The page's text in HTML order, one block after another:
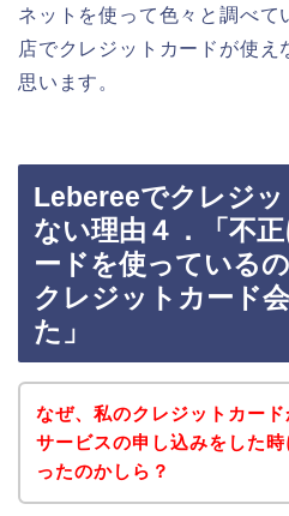
ネットを使って色々と調べ
店でクレジットカードが使え
思います。
Lebereeでクレジッ
ない理由４．「不
ードを使っている
クレジットカード
た」
なぜ、私のクレジットカー
サービスの申し込みをした
ったのかしら？